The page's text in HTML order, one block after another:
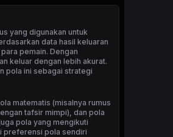
yang digunakan untuk
data hasil keluaran
pemain. Dengan
keluar dengan lebih akurat.
pola ini sebagai strategi
matematis (misalnya rumus
tafsir mimpi), dan pola
pola yang mengikuti
preferensi pola sendiri